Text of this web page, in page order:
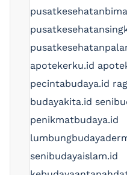
apotekerku.id
pecintabudaya.id
budayakita.id
penikmatbudaya.id
senibudayaislam.id